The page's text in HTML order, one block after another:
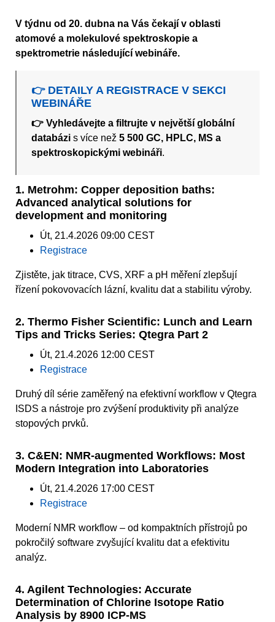
V týdnu od 20. dubna na Vás čekají v oblasti
atomové a molekulové spektroskopie a
spektrometrie následující webináře.
👉 DETAILY A REGISTRACE V SEKCI
WEBINÁŘE
👉 Vyhledávejte a filtrujte v největší globální
databázi s více než5 500 GC, HPLC, MS a
spektroskopickými webináři.
1. Metrohm: Copper deposition baths:
Advanced analytical solutions for
development and monitoring
Út, 21.4.2026 09:00 CEST
Registrace
Zjistěte, jak titrace, CVS, XRF a pH měření zlepšují
řízení pokovovacích lázní, kvalitu dat a stabilitu výroby.
2. Thermo Fisher Scientific: Lunch and Learn
Tips and Tricks Series: Qtegra Part 2
Út, 21.4.2026 12:00 CEST
Registrace
Druhý díl série zaměřený na efektivní workflow v Qtegra
ISDS a nástroje pro zvýšení produktivity při analýze
stopových prvků.
3. C&EN: NMR-augmented Workflows: Most
Modern Integration into Laboratories
Út, 21.4.2026 17:00 CEST
Registrace
Moderní NMR workflow – od kompaktních přístrojů po
pokročilý software zvyšující kvalitu dat a efektivitu
analýz.
4. Agilent Technologies: Accurate
Determination of Chlorine Isotope Ratio
Analysis by 8900 ICP-MS